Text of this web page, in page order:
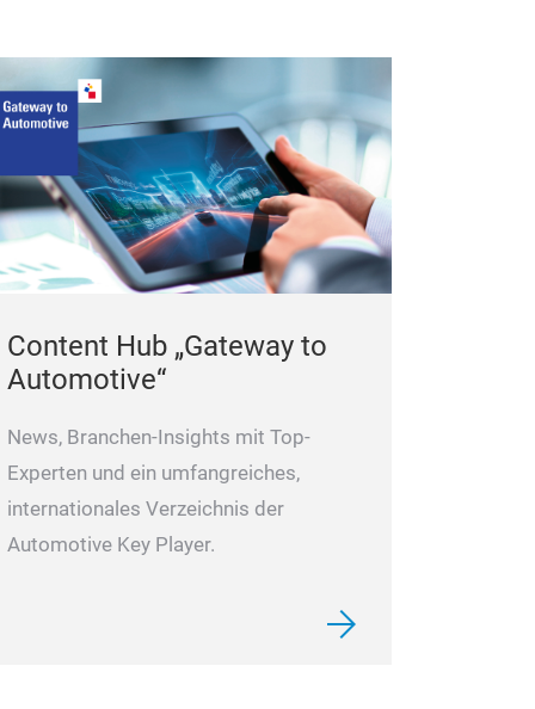
Content Hub „Gateway to
Automotive“
News, Branchen-Insights mit Top-
Experten und ein umfangreiches,
internationales Verzeichnis der
Automotive Key Player.